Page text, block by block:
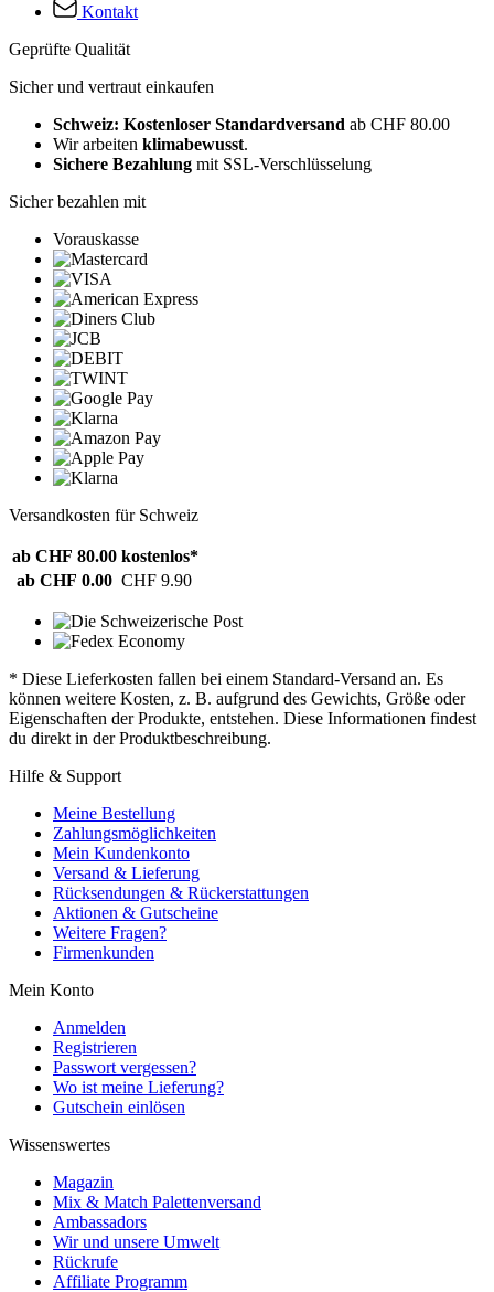
Kontakt
Geprüfte Qualität
Sicher und vertraut einkaufen
Schweiz: Kostenloser Standardversand ab CHF 80.00
Wir arbeiten klimabewusst.
Sichere Bezahlung mit SSL-Verschlüsselung
Sicher bezahlen mit
Vorauskasse
Versandkosten für Schweiz
ab CHF 80.00 kostenlos*
ab CHF 0.00 CHF 9.90
* Diese Lieferkosten fallen bei einem Standard-Versand an. Es
können weitere Kosten, z. B. aufgrund des Gewichts, Größe oder
Eigenschaften der Produkte, entstehen. Diese Informationen findest
du direkt in der Produktbeschreibung.
Hilfe & Support
Meine Bestellung
Zahlungsmöglichkeiten
Mein Kundenkonto
Versand & Lieferung
Rücksendungen & Rückerstattungen
Aktionen & Gutscheine
Weitere Fragen?
Firmenkunden
Mein Konto
Anmelden
Registrieren
Passwort vergessen?
Wo ist meine Lieferung?
Gutschein einlösen
Wissenswertes
Magazin
Mix & Match Palettenversand
Ambassadors
Wir und unsere Umwelt
Rückrufe
Affiliate Programm